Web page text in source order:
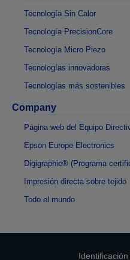
Tecnología Sin Calor
Tecnología PrecisionCore
Tecnología Micro Piezo
Tecnologías innovadoras
Tecnologías más sostenibles
Company
Página web del Equipo
Epson Europe Electronics
Digigraphie® (Programa
Impresión directa sobre tejido
Todo el mundo